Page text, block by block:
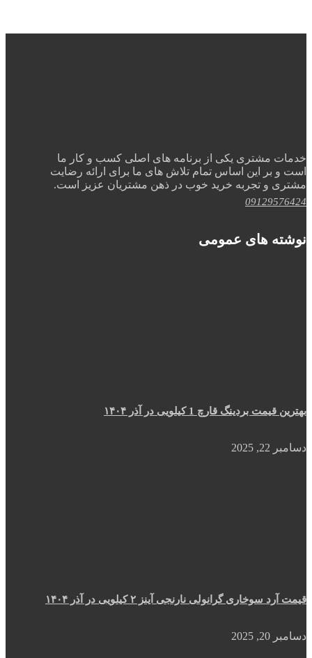
خدمات مشتری یکی از برنامه های اصلی کسب و کار ما
است و بر این اساس تمام تلاش های ما برای ارائه رضایت
مشتری و تجربه خرید خوب در ذهن مشتریان عزیز است.
09129576424
نوشته های عمومی
بهترین قیمت بردینگ قارچ 1 کیلویی در آذر ۱۴۰۴
دسامبر 22, 2025
قیمت آرد سوخاری گرانولی نارنجی آینز ۲ کیلویی در آذر ۱۴۰۴
دسامبر 20, 2025